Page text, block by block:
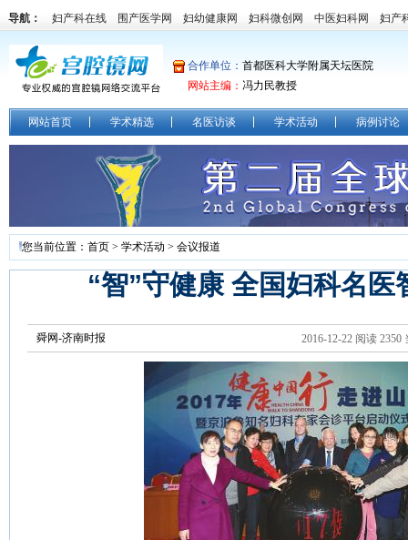
导航： 妇产科在线 围产医学网 妇幼健康网 妇科微创网 中医妇科网 妇产
合作单位： 首都医科大学附属天坛医院
网站主编： 冯力民教授
网站首页 学术精选 名医访谈 学术活动 病例讨论
您当前位置： 首页 > 学术活动 > 会议报道
“智”守健康 全国妇科名医
舜网-济南时报 2016-12-22 阅读 2350